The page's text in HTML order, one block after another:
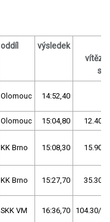
oddíl výsledek
s /
Olomouc 14:52,40
Olomouc 15:04,80 12.40/
KK Brno 15:08,30 15.90/
KK Brno 15:27,70 35.30/
SKK VM 16:36,70 104.30/